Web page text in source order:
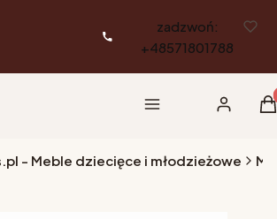
zadzwoń:
+48571801788
Menu Zaloguj się
- Meble dziecięce i młodzieżowe